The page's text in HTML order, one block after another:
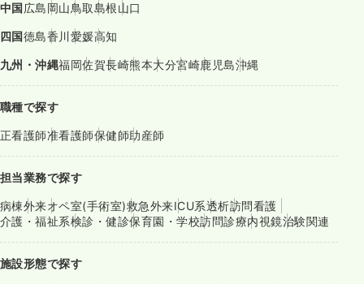
中国広島岡山鳥取島根山口
四国徳島香川愛媛高知
九州・沖縄福岡佐賀長崎熊本大分宮崎鹿児島沖縄
職種で探す
正看護師准看護師保健師助産師
担当業務で探す
病棟外来オペ室(手術室)救急外来ICU系透析訪問看護
介護・福祉系検診・健診保育園・学校訪問診療内視鏡治験関連
施設形態で探す